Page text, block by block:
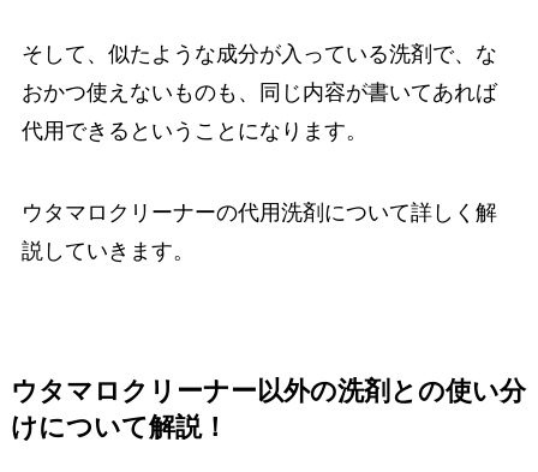
そして、似たような成分が入っている洗剤で、な
おかつ使えないものも、同じ内容が書いてあれば
代用できるということになります。
ウタマロクリーナーの代用洗剤について詳しく解
説していきます。
ウタマロクリーナー以外の洗剤との使い分
けについて解説！